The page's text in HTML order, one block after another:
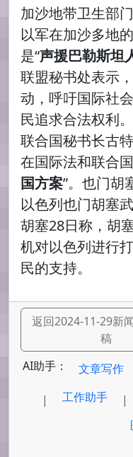
加沙地带卫生部
以军在加沙多地
是“声援巴勒斯坦
联盟秘书处表示
动，呼吁国际社
民追求合法权利。
联合国秘书长古
在国际法和联合
国方案”。也门胡
以色列也门胡塞
胡塞28日称，胡
机对以色列进行
民的支持。
返回2024-11-29新
稿
AI助手：
文章写作
|
工作助手 |